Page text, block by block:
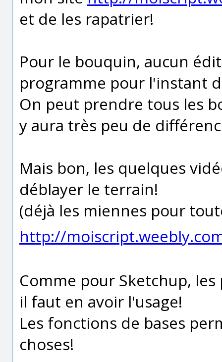
et de les rapatrier!
Pour le bouquin, aucun
programme pour l'instant
On peut prendre tous les
y aura très peu de
Mais bon, les quelques
déblayer le terrain!
(déjà les miennes pour
http://
Comme pour Sketchup,
il faut en avoir l'usage!
Les fonctions de bases
choses!